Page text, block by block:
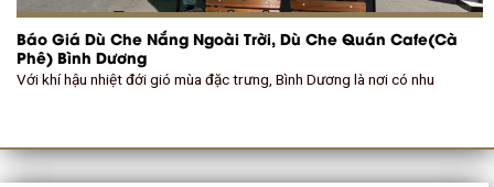
Báo Giá Dù Che Nắng Ngoài Trời, Dù Che Quán Cafe(Cà
Phê) Bình Dương
Với khí hậu nhiệt đới gió mùa đặc trưng, Bình Dương là nơi có nhu